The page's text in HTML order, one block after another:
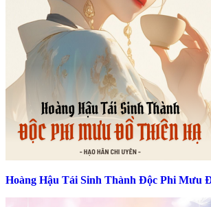
Hoàng Hậu Tái Sinh Thành Độc Phi Mưu